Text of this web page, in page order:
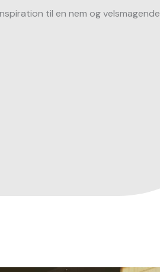
til en nem og velsmagende